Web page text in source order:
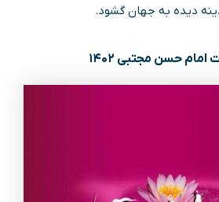
دیده به جهان گشود.
امام حسن مجتبی ۱۴۰۲